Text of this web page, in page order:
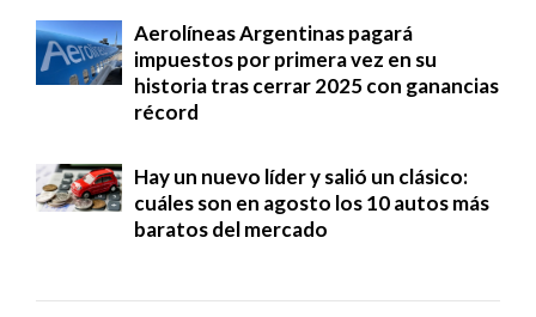
Aerolíneas Argentinas pagará
impuestos por primera vez en su
historia tras cerrar 2025 con ganancias
récord
Hay un nuevo líder y salió un clásico:
cuáles son en agosto los 10 autos más
baratos del mercado